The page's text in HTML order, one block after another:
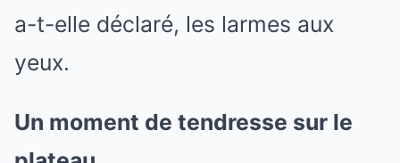
a-t-elle déclaré, les larmes aux
yeux.
Un moment de tendresse sur le